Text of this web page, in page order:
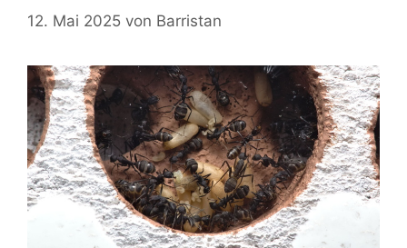
12. Mai 2025 von Barristan